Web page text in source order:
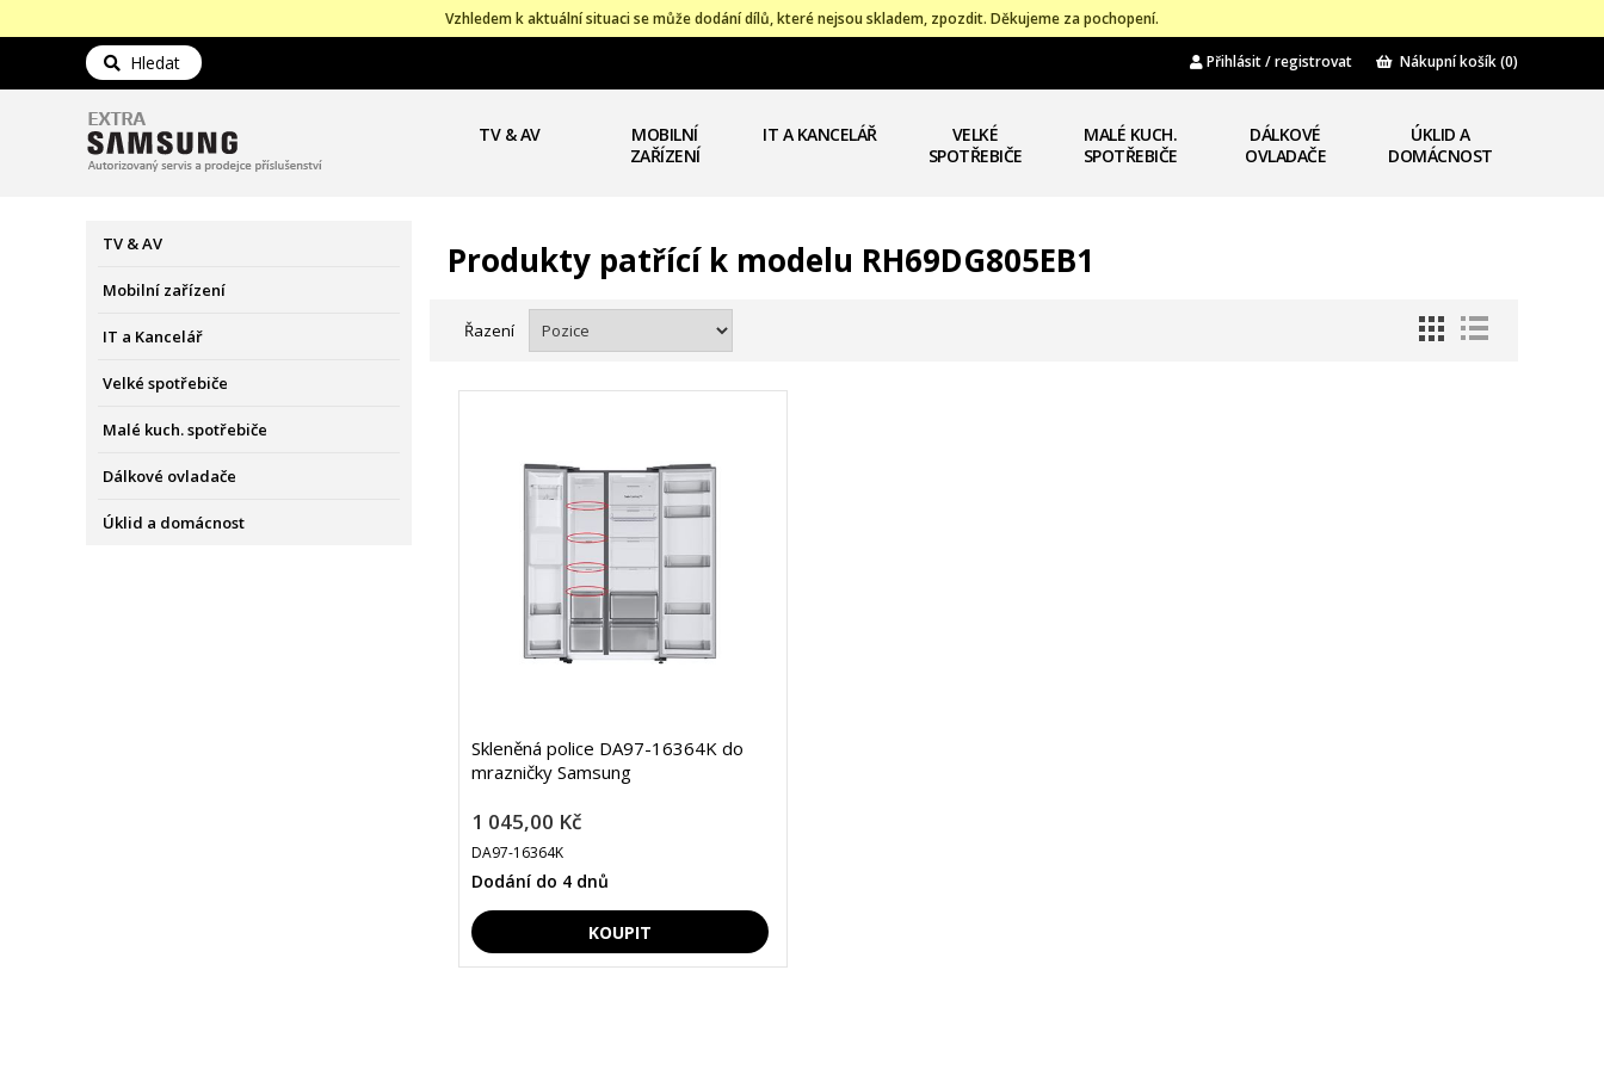
Vzhledem k aktuální situaci se může dodání dílů, které nejsou skladem, zpozdit. Děkujeme za pochopení.
Hledat Přihlásit / registrovat Nákupní košík(0)
TV & AV
MOBILNÍ
ZAŘÍZENÍ
IT A KANCELÁŘ
VELKÉ
SPOTŘEBIČE
MALÉ KUCH.
SPOTŘEBIČE
DÁLKOVÉ
OVLADAČE
ÚKLID A
DOMÁCNOST
TV & AV
Mobilní zařízení
IT a Kancelář
Velké spotřebiče
Malé kuch. spotřebiče
Dálkové ovladače
Úklid a domácnost
Produkty patřící k modelu RH69DG805EB1
Řazení
Skleněná police DA97-16364K do
mrazničky Samsung
1 045,00 Kč
DA97-16364K
Dodání do 4 dnů